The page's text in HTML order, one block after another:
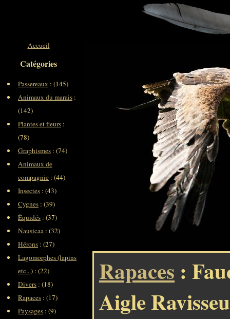
Rapaces :
Aigle
Accueil
Catégories
Passereaux : (145)
Animaux du marais :
(142)
Plantes et fleurs :
(78)
Graphismes : (74)
Animaux de
compagnie : (44)
Insectes : (43)
Cygnes : (39)
Équidés : (37)
Nausicaa : (32)
Hérons : (27)
Lagomorphes (lapins
etc...) : (22)
Divers : (18)
Rapaces : (17)
Paysages : (9)